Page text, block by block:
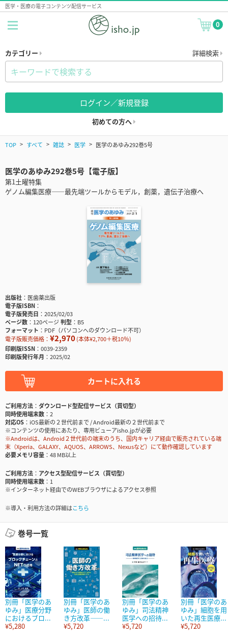
医学・医療の電子コンテンツ配信サービス
0
カテゴリー 詳細検索
ログイン／新規登録
初めての方へ
TOP すべて 雑誌 医学 医学のあゆみ292巻5号
医学のあゆみ292巻5号【電子版】
第1土曜特集
ゲノム編集医療――最先端ツールからモデル，創薬，遺伝子治療へ
出版社
医歯薬出版
電子版ISBN
電子版発売日
2025/02/03
ページ数
120ページ判型
B5
フォーマット
PDF（パソコンへのダウンロード不可）
電子版販売価格： ¥2,970(本体¥2,700＋税10％)
印刷版ISSN
0039-2359
印刷版発行年月
2025/02
カートに入れる
ご利用方法
ダウンロード型配信サービス（買切型）
同時使用端末数
2
対応OS
iOS最新の２世代前まで / Android最新の２世代前まで
※コンテンツの使用にあたり、専用ビューアisho.jpが必要
※Androidは、Android２世代前の端末のうち、国内キャリア経由で販売されている端
末（Xperia、GALAXY、AQUOS、ARROWS、Nexusなど）にて動作確認しています
必要メモリ容量
48 MB以上
ご利用方法
アクセス型配信サービス（買切型）
同時使用端末数
1
※インターネット経由でのWEBブラウザによるアクセス参照
※導入・利用方法の詳細はこちら
巻号一覧
別冊「医学のあ
ゆみ」医療分野
におけるブロ...
¥5,280
別冊「医学のあ
ゆみ」医師の働
き方改革――...
¥5,720
別冊「医学のあ
ゆみ」司法精神
医学への招待...
¥5,720
別冊「医学のあ
ゆみ」細胞を用
いた再生医療...
¥5,720